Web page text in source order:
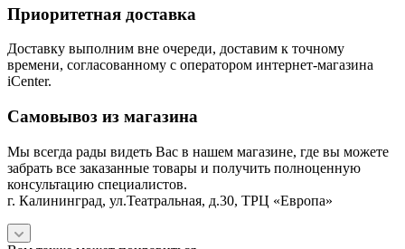
Приоритетная доставка
Доставку выполним вне очереди, доставим к точному
времени, согласованному с оператором интернет-магазина
iCenter.
Самовывоз из магазина
Мы всегда рады видеть Вас в нашем магазине, где вы можете
забрать все заказанные товары и получить полноценную
консультацию специалистов.
г. Калининград, ул.Театральная, д.30, ТРЦ «Европа»